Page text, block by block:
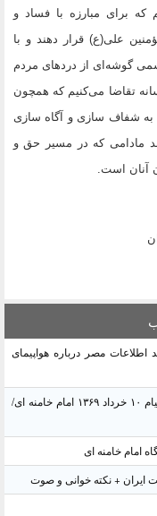
که برای مبارزه با فساد و
علی(ع) قرار دهند و با
گوشه‌ای از دردهای مردم
تقاضا می‌کنیم که همچون
به شفاف سازی و آگاه سازی
مادامی که در مسیر حق و
آنان است.
مصر درباره هواپیمای
منشور گفتمان امام و انقلاب - 7 /بخش دوم : شرح پیام ۱۰ خرداد ۱۳۶۹ امام خامنه ای/
امام خامنه ای
ایران + نکته خوانی و صوت